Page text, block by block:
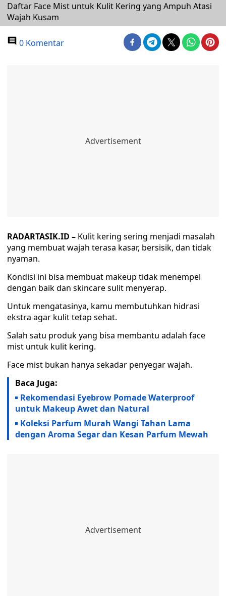
Daftar Face Mist untuk Kulit Kering yang Ampuh Atasi
Wajah Kusam
0 Komentar
RADARTASIK.ID – Kulit kering sering menjadi masalah
yang membuat wajah terasa kasar, bersisik, dan tidak
nyaman.
Kondisi ini bisa membuat makeup tidak menempel
dengan baik dan skincare sulit menyerap.
Untuk mengatasinya, kamu membutuhkan hidrasi
ekstra agar kulit tetap sehat.
Salah satu produk yang bisa membantu adalah face
mist untuk kulit kering.
Face mist bukan hanya sekadar penyegar wajah.
Baca Juga:
Rekomendasi Eyebrow Pomade Waterproof
untuk Makeup Awet dan Natural
Koleksi Parfum Murah Wangi Tahan Lama
dengan Aroma Segar dan Kesan Parfum Mewah